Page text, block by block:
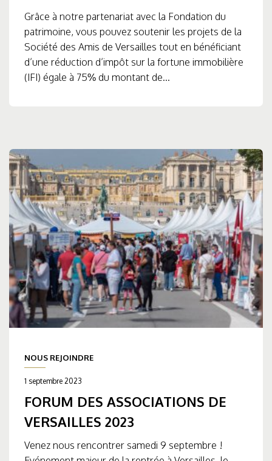
Grâce à notre partenariat avec la Fondation du
patrimoine, vous pouvez soutenir les projets de la
Société des Amis de Versailles tout en bénéficiant
d’une réduction d’impôt sur la fortune immobilière
(IFI) égale à 75% du montant de...
NOUS REJOINDRE
1 septembre 2023
FORUM DES ASSOCIATIONS DE
VERSAILLES 2023
Venez nous rencontrer samedi 9 septembre !